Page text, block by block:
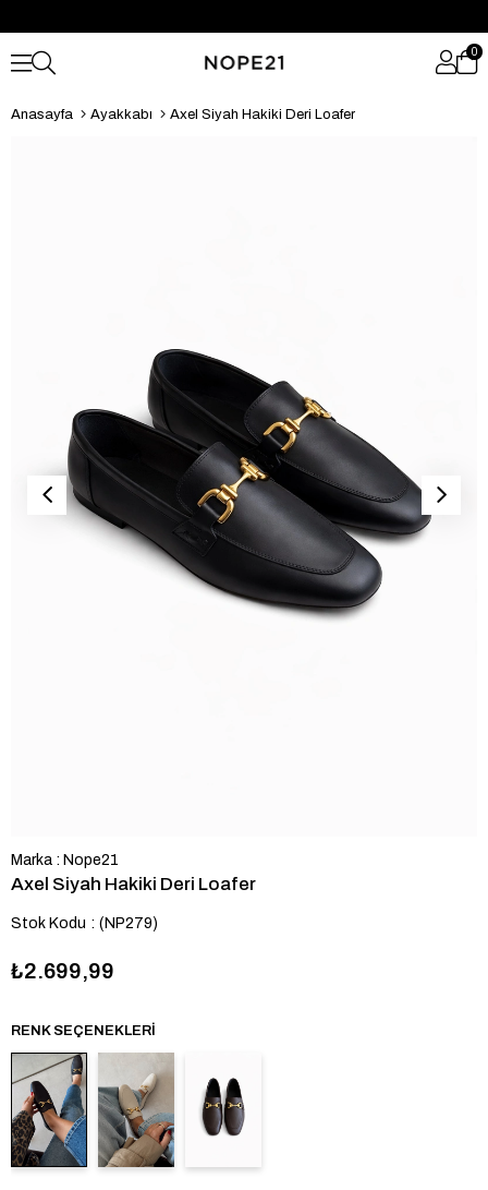
0
Anasayfa Ayakkabı Axel Siyah Hakiki Deri Loafer
Marka : Nope21
Axel Siyah Hakiki Deri Loafer
Stok Kodu (NP279)
₺2.699,99
RENK SEÇENEKLERI